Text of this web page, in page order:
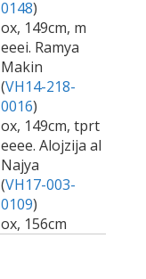
0148)
ox, 149cm, m
eeei. Ramya
Makin
(VH14-218-
0016)
ox, 149cm, tprt
eeee. Alojzija al
Najya
(VH17-003-
0109)
ox, 156cm